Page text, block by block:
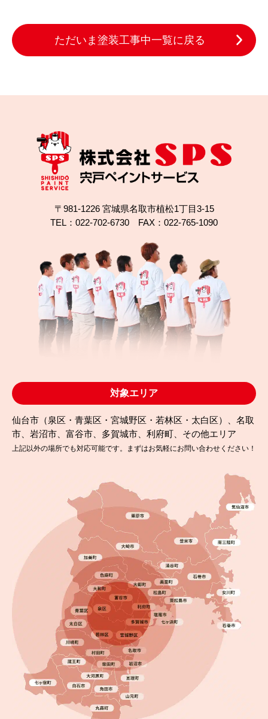
ただいま塗装工事中一覧に戻る
〒981-1226 宮城県名取市植松1丁目3-15
TEL：022-702-6730 FAX：022-765-1090
対象エリア
仙台市（泉区・青葉区・宮城野区・若林区・太白区）、名取
市、岩沼市、富谷市、多賀城市、利府町、その他エリア
上記以外の場所でも対応可能です。まずはお気軽にお問い合わせください！